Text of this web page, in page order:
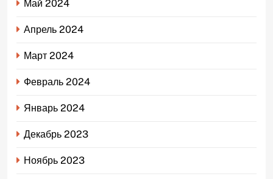
Май 2024
Апрель 2024
Март 2024
Февраль 2024
Январь 2024
Декабрь 2023
Ноябрь 2023